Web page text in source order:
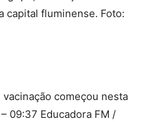
começou nesta
09:37 Educadora FM /